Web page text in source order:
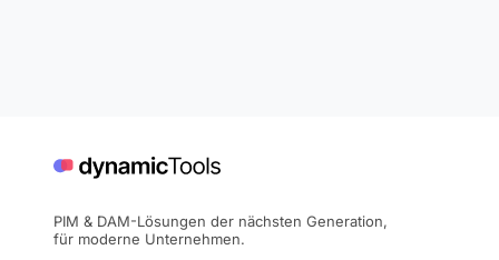
PIM & DAM-Lösungen der nächsten Generation,
für moderne Unternehmen.